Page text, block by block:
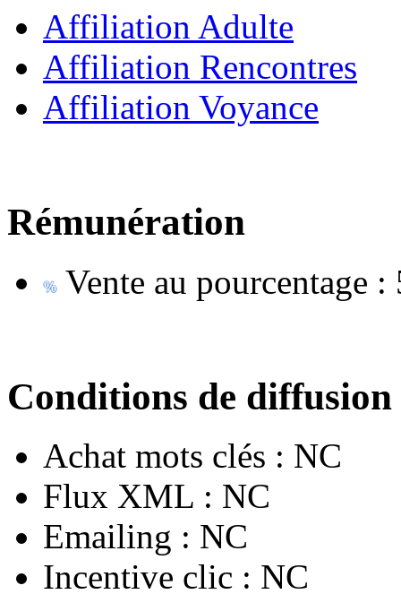
Affiliation Adulte
Affiliation Rencontres
Affiliation Voyance
Rémunération
Vente au pourcentage :
Conditions de diffusion
Achat mots clés : NC
Flux XML : NC
Emailing : NC
Incentive clic : NC